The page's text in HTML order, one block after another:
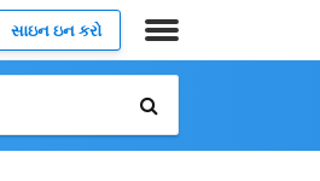
સાઇન ઇન કરો